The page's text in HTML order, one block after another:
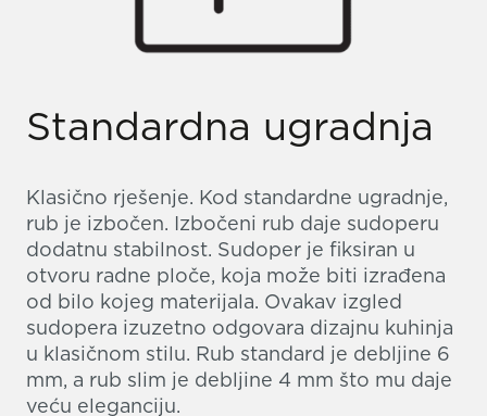
Standardna ugradnja
Klasično rješenje. Kod standardne ugradnje,
rub je izbočen. Izbočeni rub daje sudoperu
dodatnu stabilnost. Sudoper je fiksiran u
otvoru radne ploče, koja može biti izrađena
od bilo kojeg materijala. Ovakav izgled
sudopera izuzetno odgovara dizajnu kuhinja
u klasičnom stilu. Rub standard je debljine 6
mm, a rub slim je debljine 4 mm što mu daje
veću eleganciju.